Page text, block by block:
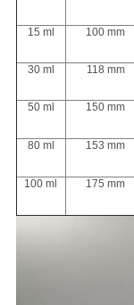
15 ml 100 mm
30 ml 118 mm
50 ml 150 mm
80 ml 153 mm
100 ml 175 mm